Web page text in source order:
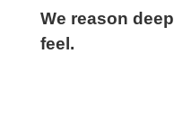
We reason
feel.
Mary